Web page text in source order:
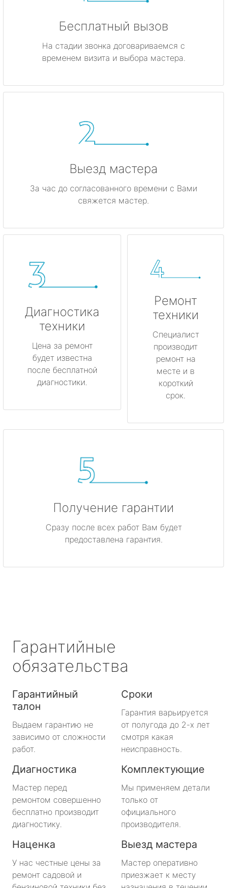
Бесплатный вызов
На стадии звонка договариваемся с
временем визита и выбора мастера.
Выезд мастера
За час до согласованного времени с Вами
свяжется мастер.
Диагностика
техники
Цена за ремонт
будет известна
после бесплатной
диагностики.
Ремонт
техники
Специалист
производит
ремонт на
месте и в
короткий
срок.
Получение гарантии
Сразу после всех работ Вам будет
предоставлена гарантия.
Гарантийные
обязательства
Гарантийный
талон
Выдаем гарантию не
зависимо от сложности
работ.
Сроки
Гарантия варьируется
от полугода до 2-х лет
смотря какая
неисправность.
Диагностика
Мастер перед
ремонтом совершенно
бесплатно производит
диагностику.
Комплектующие
Мы применяем детали
только от
официального
производителя.
Наценка
У нас честные цены за
ремонт садовой и
Выезд мастера
Мастер оперативно
приезжает к месту